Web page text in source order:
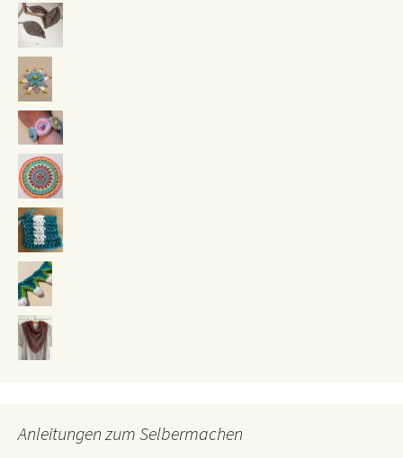
Anleitungen zum Selbermachen